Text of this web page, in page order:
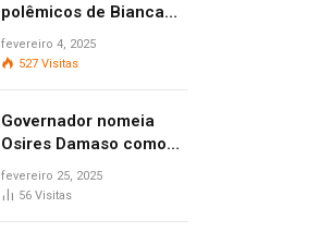
polêmicos de Bianca
Censori, esposa de
Kanye West que
fevereiro 4, 2025
527 Visitas
Governador nomeia
Osires Damaso como
presidente do Ruraltins
fevereiro 25, 2025
56 Visitas